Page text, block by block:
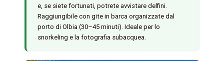
e, se siete fortunati, potrete avvistare delfini.
Raggiungibile con gite in barca organizzate dal
porto di Olbia (30–45 minuti). Ideale per lo
snorkeling e la fotografia subacquea.